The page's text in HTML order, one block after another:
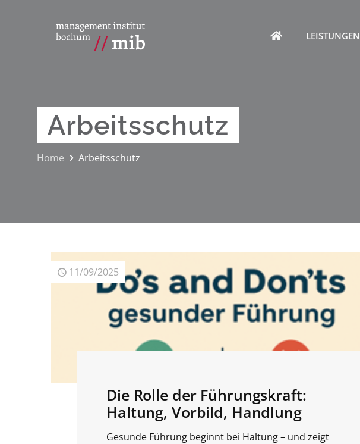
HOMELEISTUNGEN
Arbeitsschutz
Home Arbeitsschutz
Die Rolle der Führungskraft:
Haltung, Vorbild, Handlung
Gesunde Führung beginnt bei Haltung – und zeigt
11/09/2025